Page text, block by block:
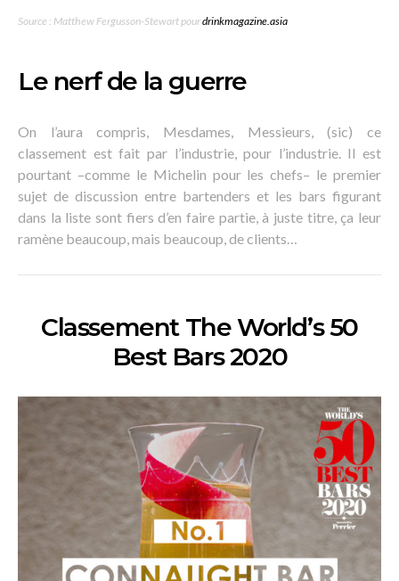
Source : Matthew Fergusson-Stewart pourdrinkmagazine.asia
Le nerf de la guerre
On l’aura compris, Mesdames, Messieurs, (sic) ce
classement est fait par l’industrie, pour l’industrie. Il est
pourtant –comme le Michelin pour les chefs– le premier
sujet de discussion entre bartenders et les bars figurant
dans la liste sont fiers d’en faire partie, à juste titre, ça leur
ramène beaucoup, mais beaucoup, de clients…
Classement The World’s 50
Best Bars 2020